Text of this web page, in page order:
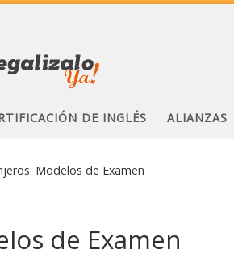
DE INGLÉS ALIANZAS
Modelos de Examen
de Examen